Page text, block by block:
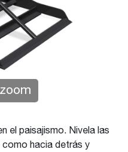
el paisajismo. Nivela las
hacia detrás y